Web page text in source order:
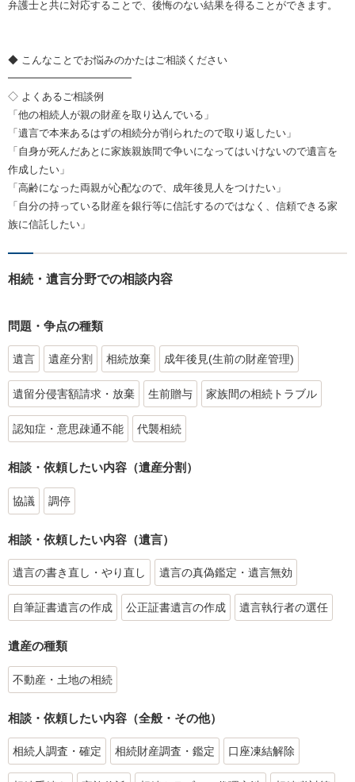
弁護士と共に対応することで、後悔のない結果を得ることができます。
◆ こんなことでお悩みのかたはご相談ください
━━━━━━━━━━━━
◇ よくあるご相談例
「他の相続人が親の財産を取り込んでいる」
「遺言で本来あるはずの相続分が削られたので取り返したい」
「自身が死んだあとに家族親族間で争いになってはいけないので遺言を
作成したい」
「高齢になった両親が心配なので、成年後見人をつけたい」
「自分の持っている財産を銀行等に信託するのではなく、信頼できる家
族に信託したい」
相続・遺言分野での相談内容
問題・争点の種類
遺言 遺産分割 相続放棄 成年後見(生前の財産管理)
遺留分侵害額請求・放棄 生前贈与 家族間の相続トラブル
認知症・意思疎通不能 代襲相続
相談・依頼したい内容（遺産分割）
協議 調停
相談・依頼したい内容（遺言）
遺言の書き直し・やり直し 遺言の真偽鑑定・遺言無効
自筆証書遺言の作成 公正証書遺言の作成 遺言執行者の選任
遺産の種類
不動産・土地の相続
相談・依頼したい内容（全般・その他）
相続人調査・確定 相続財産調査・鑑定 口座凍結解除